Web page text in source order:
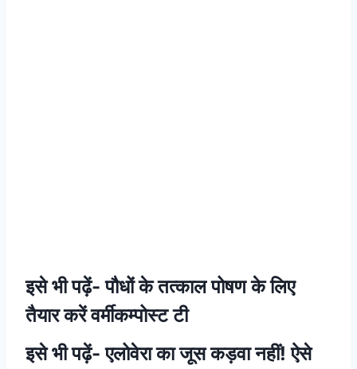
इसे भी पढ़ें-पौधों के तत्काल पोषण के लिए
तैयार करें वर्मीकम्पोस्ट टी
इसे भी पढ़ें-एलोवेरा का जूस कड़वा नहीं! ऐसे